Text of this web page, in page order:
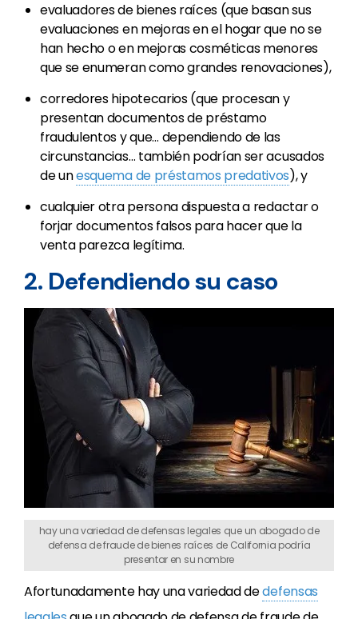
evaluadores de bienes raíces (que basan sus
evaluaciones en mejoras en el hogar que no se
han hecho o en mejoras cosméticas menores
que se enumeran como grandes renovaciones),
corredores hipotecarios (que procesan y
presentan documentos de préstamo
fraudulentos y que… dependiendo de las
circunstancias… también podrían ser acusados
de unesquema de préstamos predativos), y
cualquier otra persona dispuesta a redactar o
forjar documentos falsos para hacer que la
venta parezca legítima.
2. Defendiendo su caso
hay una variedad de defensas legales que un abogado de
defensa de fraude de bienes raíces de California podría
presentar en su nombre
Afortunadamente hay una variedad dedefensas